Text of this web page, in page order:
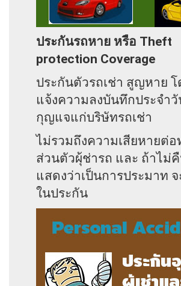
ประกันรถหาย หรือ Theft
protection Coverage
ประกันตัวรถเช่า สูญหาย โ
แจ้งความลงบันทึกประจำ
กุญแจแก่บริษัทรถเช่า
ไม่รวมถึงความเสียหายต่
ส่วนตัวผุ้ช่ารถ และ ถ้าไม่
แสดงว่าเป็นการประมาท
ในประกัน